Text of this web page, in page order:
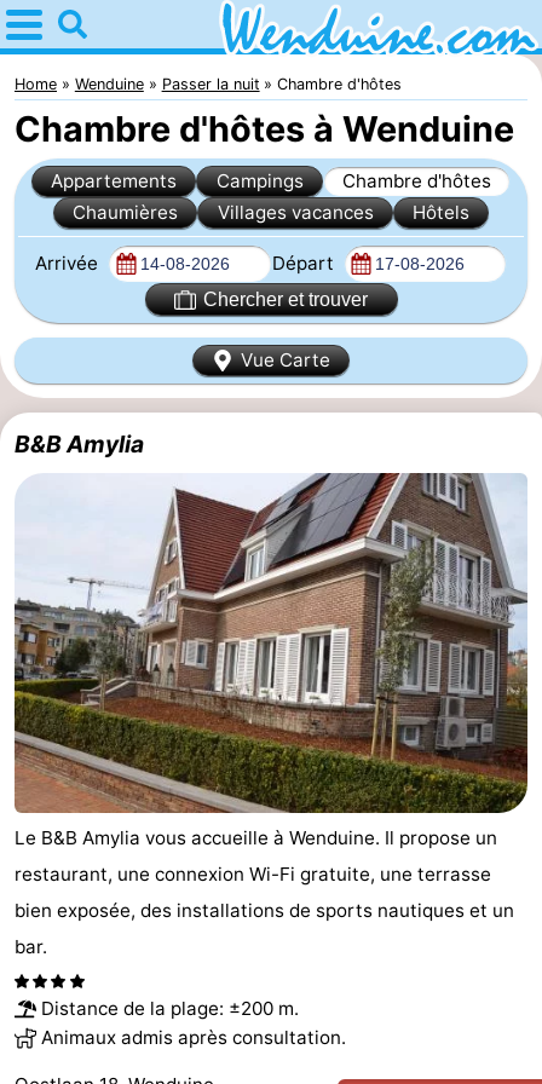
Home
Wenduine
Astuces
Avec
les
enfants
Passer
la
nuit
Appartements
-
Residentie
-
d'hôtes
Chaumières
-
Beachside
-
Blankenberger
Duinen
-
Center
Parcs
De
Haan
Hôtels
Last
minutes
Plages
Voir
et
Lieux
Home Wenduine Passer la nuit Chambre d'hôtes
Chambre d'hôtes à Wenduine
Appartements Campings
Chambre d'hôtes
Chaumières
Villages vacances Hôtels
Arrivée Départ
Chercher et trouver
Vue Carte
B&B Amylia
Le B&B Amylia vous accueille à Wenduine. Il propose un
restaurant, une connexion Wi-Fi gratuite, une terrasse
bien exposée, des installations de sports nautiques et un
bar.
Distance de la plage: ±200 m.
Animaux admis après consultation.